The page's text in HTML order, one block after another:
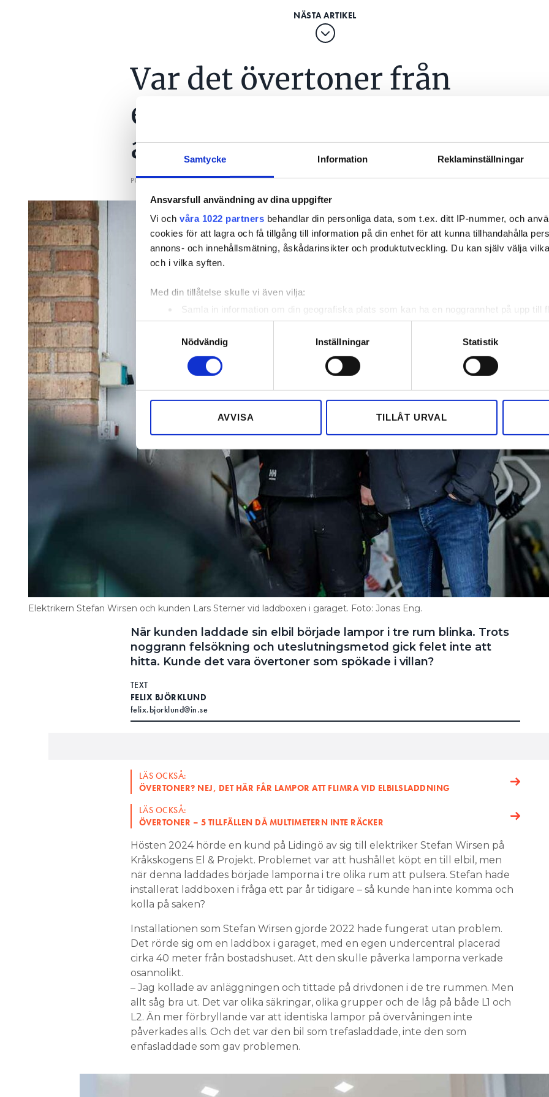
Samtycke Information Reklaminställningar
Ansvarsfull användning av dina uppgifter
Vi och våra 1022 partners behandlar din personliga data, som t.ex. ditt IP-nummer, och
cookies för att lagra och få tillgång till information på din enhet för att kunna tillhandahålla
annons- och innehållsmätning, åskådarinsikter och produktutveckling. Du kan själv välja
och i vilka syften.
Med din tillåtelse skulle vi även vilja:
Samla in information om din geografiska plats som kan ha en noggrannhet på upp till
Identifiera din enhet genom att aktivt skanna den för specifika kännetecken
Ta reda på mer om hur dina personliga uppgifter behandlas och ställ in dina preferenser i
eller dra tillbaka ditt samtycke när som helst från cookie-förklaringen.
sociala medier och analysera vår trafik. Vi vidarebefordrar även sådana identifierare och
till de sociala medier och annons- och analysföretag som vi samarbetar med. Dessa kan i
Nödvändig
Inställningar Statistik
AVVISA TILLÅT URVAL
Var det övertoner från
elbilen som fick lamporna
att blinka?
PUBLICERAD23 FEB 2026, 05:58
Elektrikern Stefan Wirsen och kunden Lars Sterner vid laddboxen i garaget. Foto: Jonas Eng.
När kunden laddade sin elbil började lampor i tre rum blinka. Trots
noggrann felsökning och uteslutningsmetod gick felet inte att
hitta. Kunde det vara övertoner som spökade i villan?
TEXT
FELIX BJÖRKLUND
felix.bjorklund@in.se
LÄS OCKSÅ:
ÖVERTONER? NEJ, DET HÄR FÅR LAMPOR ATT FLIMRA VID ELBILSLADDNING
LÄS OCKSÅ:
ÖVERTONER – 5 TILLFÄLLEN DÅ MULTIMETERN INTE RÄCKER
Hösten 2024 hörde en kund på Lidingö av sig till elektriker Stefan Wirsen på
Kråkskogens El & Projekt. Problemet var att hushållet köpt en till elbil, men
när denna laddades började lamporna i tre olika rum att pulsera. Stefan hade
installerat laddboxen i fråga ett par år tidigare – så kunde han inte komma och
kolla på saken?
Installationen som Stefan Wirsen gjorde 2022 hade fungerat utan problem.
Det rörde sig om en laddbox i garaget, med en egen undercentral placerad
cirka 40 meter från bostadshuset. Att den skulle påverka lamporna verkade
osannolikt.
– Jag kollade av anläggningen och tittade på drivdonen i de tre rummen. Men
allt såg bra ut. Det var olika säkringar, olika grupper och de låg på både L1 och
L2. Än mer förbryllande var att identiska lampor på övervåningen inte
påverkades alls. Och det var den bil som trefasladdade, inte den som
enfasladdade som gav problemen.